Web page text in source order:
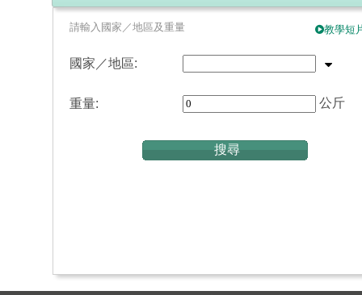
請輸入國家／地區及重量 教學短
國家／地區:
重量: 公斤
搜尋